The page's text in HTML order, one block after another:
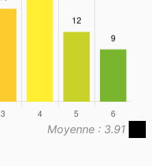
Moyenne : 3.91